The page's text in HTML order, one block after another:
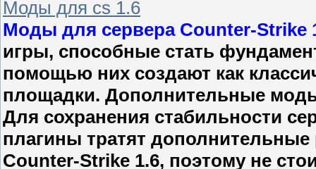
Моды для cs 1.6
Моды для сервера Counter-Strike
игры, способные стать
помощью них создают как
площадки. Дополнительные
Для сохранения стабильности
плагины тратят
Counter-Strike 1.6, поэтому не